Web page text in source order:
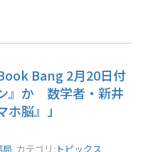
Bang 2月20日付
』か 数学者・新井
脳』」
局 カテゴリ: トピックス